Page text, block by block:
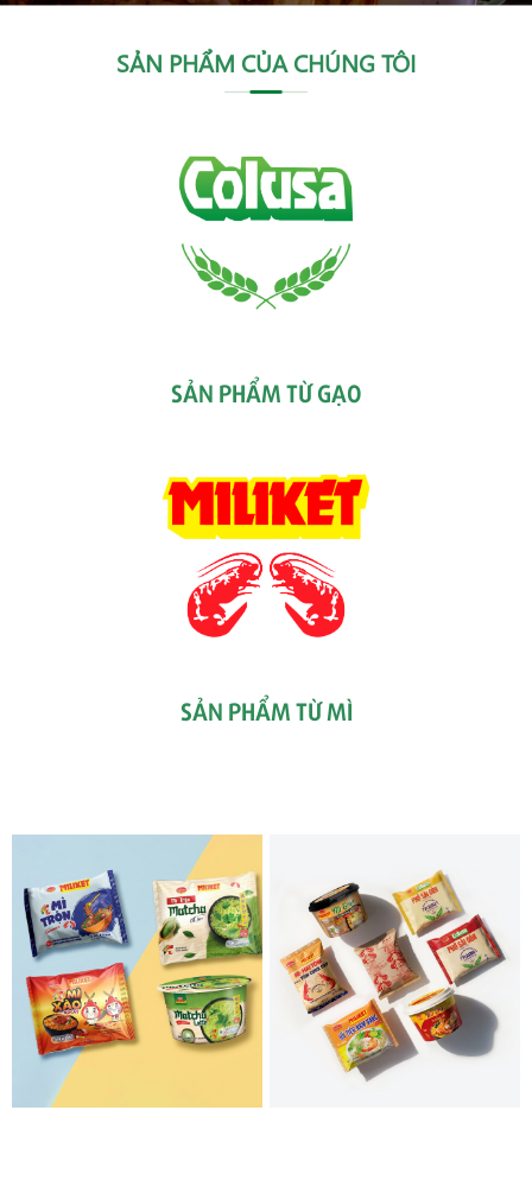
SẢN PHẨM CỦA CHÚNG TÔI
SẢN PHẨM TỪ GẠO
SẢN PHẨM TỪ MÌ